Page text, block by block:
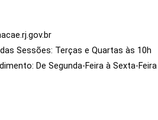
Sessões: Terças e Quartas às 10h
De Segunda-Feira à Sexta-